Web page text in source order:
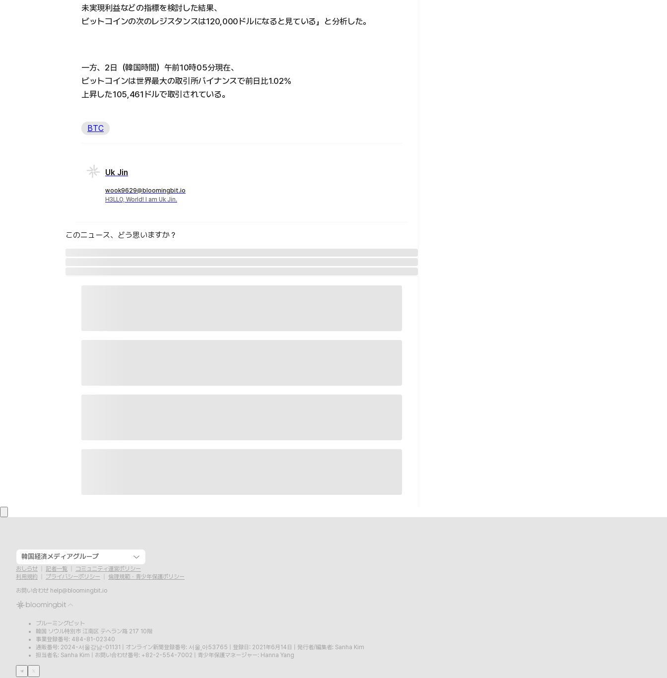
未実現利益などの指標を検討した結果、
ビットコインの次のレジスタンスは120,000ドルになると見ている」と分析した。
一方、2日（韓国時間）午前10時05分現在、
ビットコインは世界最大の取引所バイナンスで前日比1.02%
上昇した105,461ドルで取引されている。
BTC
Uk Jin
wook9629@bloomingbit.io
H3LLO, World! I am Uk Jin.
このニュース、どう思いますか？
韓国経済メディアグループ
おしらせ 記者一覧
コミュニティ運営ポリシー
利用規約
プライバシーポリシー
倫理規範・青少年保護ポリシー
お問い合わせ help@bloomingbit.io
ブルーミングビット
韓国 ソウル特別市 江南区 テヘラン路 217 10階
事業登録番号: 484-81-02340
通販番号: 2024-서울강남-01131
オンライン新聞登録番号: 서울,아53765 登録日: 2021年6月14日
発行者/編集者: Sanha Kim
担当者名: Sanha Kim
お問い合わせ番号: +82-2-554-7002 青少年保護マネージャー: Hanna Yang